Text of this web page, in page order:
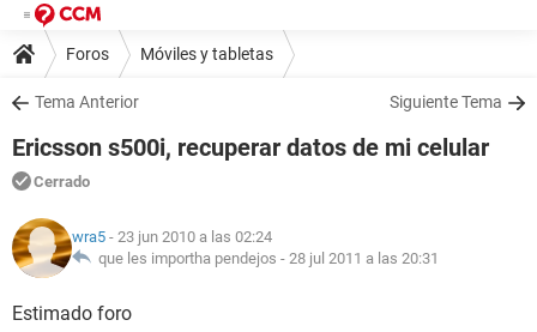
Foros Móviles y tabletas
Tema Anterior Siguiente Tema
Ericsson s500i, recuperar datos de mi celular
Cerrado
wra5 - 23 jun 2010 a las 02:24
que les importha pendejos - 28 jul 2011 a las 20:31
Estimado foro